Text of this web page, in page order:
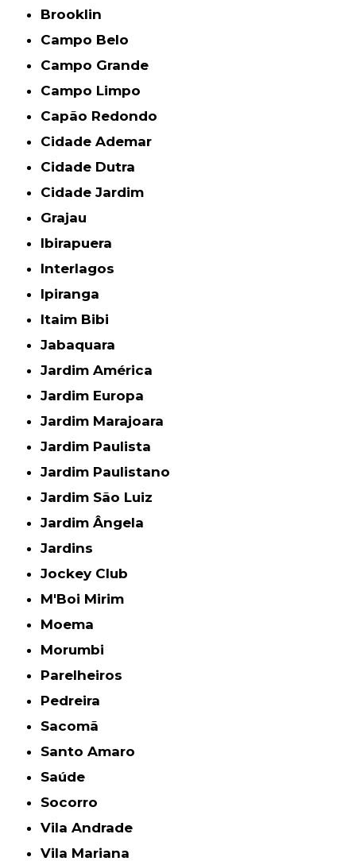
Brooklin
Campo Belo
Campo Grande
Campo Limpo
Capão Redondo
Cidade Ademar
Cidade Dutra
Cidade Jardim
Grajau
Ibirapuera
Interlagos
Ipiranga
Itaim Bibi
Jabaquara
Jardim América
Jardim Europa
Jardim Marajoara
Jardim Paulista
Jardim Paulistano
Jardim São Luiz
Jardim Ângela
Jardins
Jockey Club
M'Boi Mirim
Moema
Morumbi
Parelheiros
Pedreira
Sacomã
Santo Amaro
Saúde
Socorro
Vila Andrade
Vila Mariana